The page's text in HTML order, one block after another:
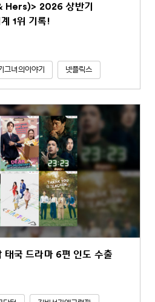
Hers)> 2026 상반기
1위 기록!
그녀의이야기 넷플릭스
국 드라마 6편 인도 수출